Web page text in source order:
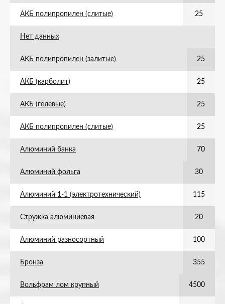
АКБ полипропилен (слитые) 25
Нет данных
АКБ полипропилен (залитые) 25
АКБ (карболит) 25
АКБ (гелевые) 25
АКБ полипропилен (слитые) 25
Алюминий банка 70
Алюминий фольга 30
Алюминий 1-1 (электротехнический) 115
Стружка алюминиевая 20
Алюминий разносортный 100
Бронза 355
Вольфрам лом крупный 4500